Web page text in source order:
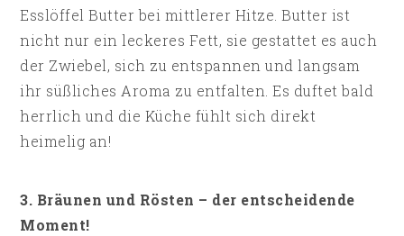
Esslöffel Butter bei mittlerer Hitze. Butter ist
nicht nur ein leckeres Fett, sie gestattet es auch
der Zwiebel, sich zu entspannen und langsam
ihr süßliches Aroma zu entfalten. Es duftet bald
herrlich und die Küche fühlt sich direkt
heimelig an!
3. Bräunen und Rösten – der entscheidende
Moment!